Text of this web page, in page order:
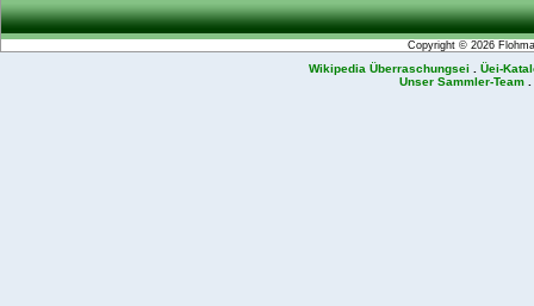
Copyright © 2026
Wikipedia Überraschungsei
Üei-
Unser Sammler-Team